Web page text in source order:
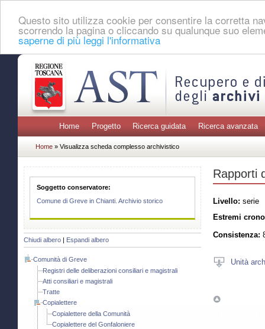
Questo sito utilizza cookie per consentire la corretta
scorrendo la pagina o cliccando su qualunque suo
saperne di più leggi l'informativa
Home Progetto Ricerca guidata Ricerca avanzata
Home » Visualizza scheda complesso archivistico
Soggetto conservatore:
Comune di Greve in Chianti. Archivio storico
Chiudi albero Espandi albero
Comunità di Greve
Registri delle deliberazioni consiliari e magistrali
Atti consiliari e magistrali
Tratte
Copialettere
Copialettere della Comunità
Copialettere del Gonfaloniere
Rapporti
Livello: serie
Estremi
Consistenza:
Unità